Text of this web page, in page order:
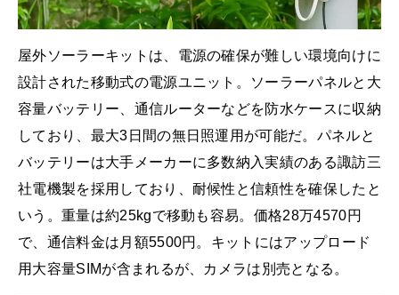
屋外ソーラーキットは、電源の確保が難しい環境向けに
設計された移動式の電源ユニット。ソーラーパネルと大
容量バッテリー、通信ルーターなどを防水ケースに収納
しており、最大3日間の無日照運用が可能だ。パネルと
バッテリーは大手メーカーに多数納入実績のある諏訪三
社電機製を採用しており、耐候性と信頼性を確保したと
いう。重量は約25kgで移動も容易。価格28万4570円
で、通信料金は月額5500円。キットにはアップロード
用大容量SIMが含まれるが、カメラは別売となる。